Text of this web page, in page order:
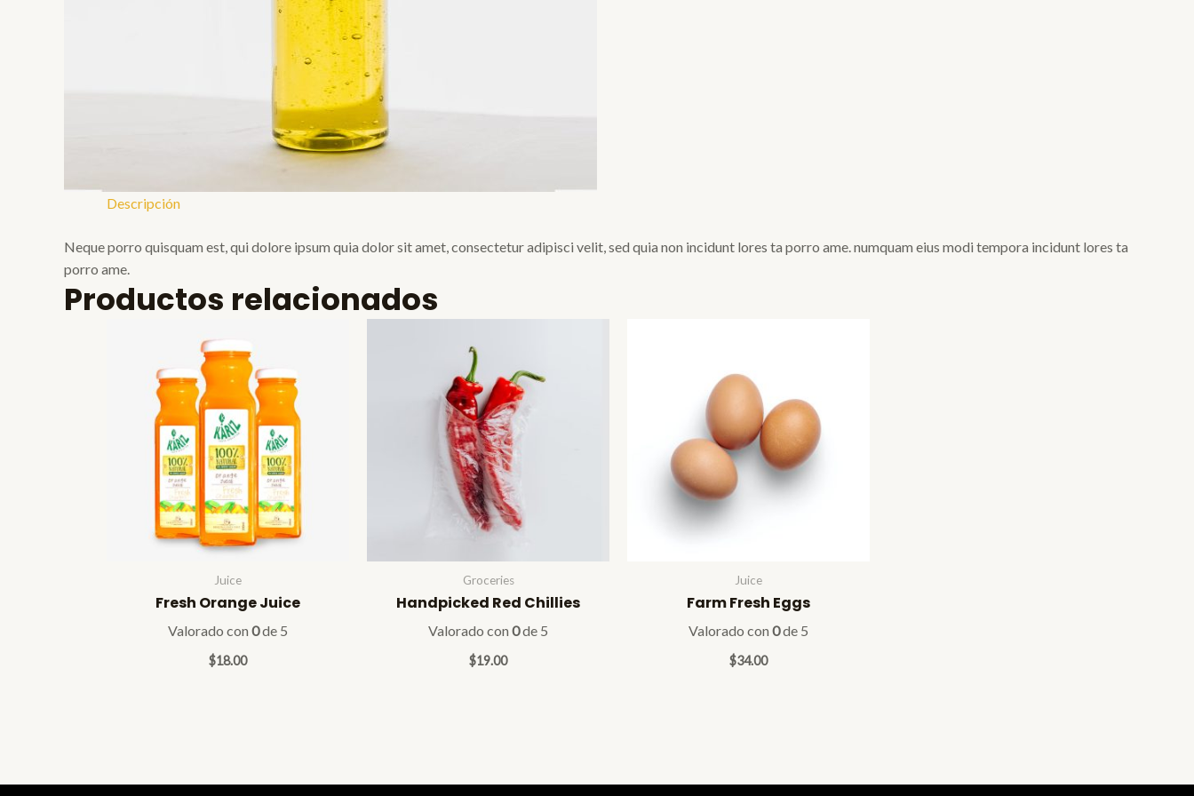
Descripción
Neque porro quisquam est, qui dolore ipsum quia dolor sit amet, consectetur adipisci velit, sed quia non incidunt lores ta porro ame. numquam eius modi tempora incidunt lores ta
porro ame.
Productos relacionados
Juice
Fresh Orange Juice
Valorado con 0de 5
$18.00
Groceries
Handpicked Red Chillies
Valorado con 0de 5
$19.00
Juice
Farm Fresh Eggs
Valorado con 0de 5
$34.00